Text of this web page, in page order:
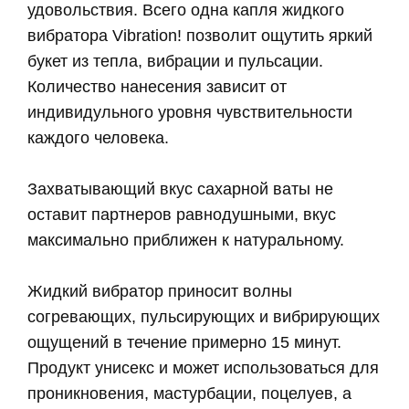
удовольствия. Всего одна капля жидкого
вибратора Vibration! позволит ощутить яркий
букет из тепла, вибрации и пульсации.
Количество нанесения зависит от
индивидульного уровня чувствительности
каждого человека.
Захватывающий вкус сахарной ваты не
оставит партнеров равнодушными, вкус
максимально приближен к натуральному.
Жидкий вибратор приносит волны
согревающих, пульсирующих и вибрирующих
ощущений в течение примерно 15 минут.
Продукт унисекс и может использоваться для
проникновения, мастурбации, поцелуев, а